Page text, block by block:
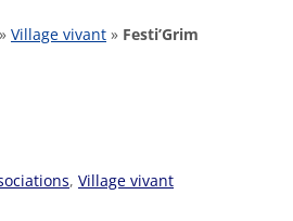
» Village vivant » Festi’Grim
, Village vivant